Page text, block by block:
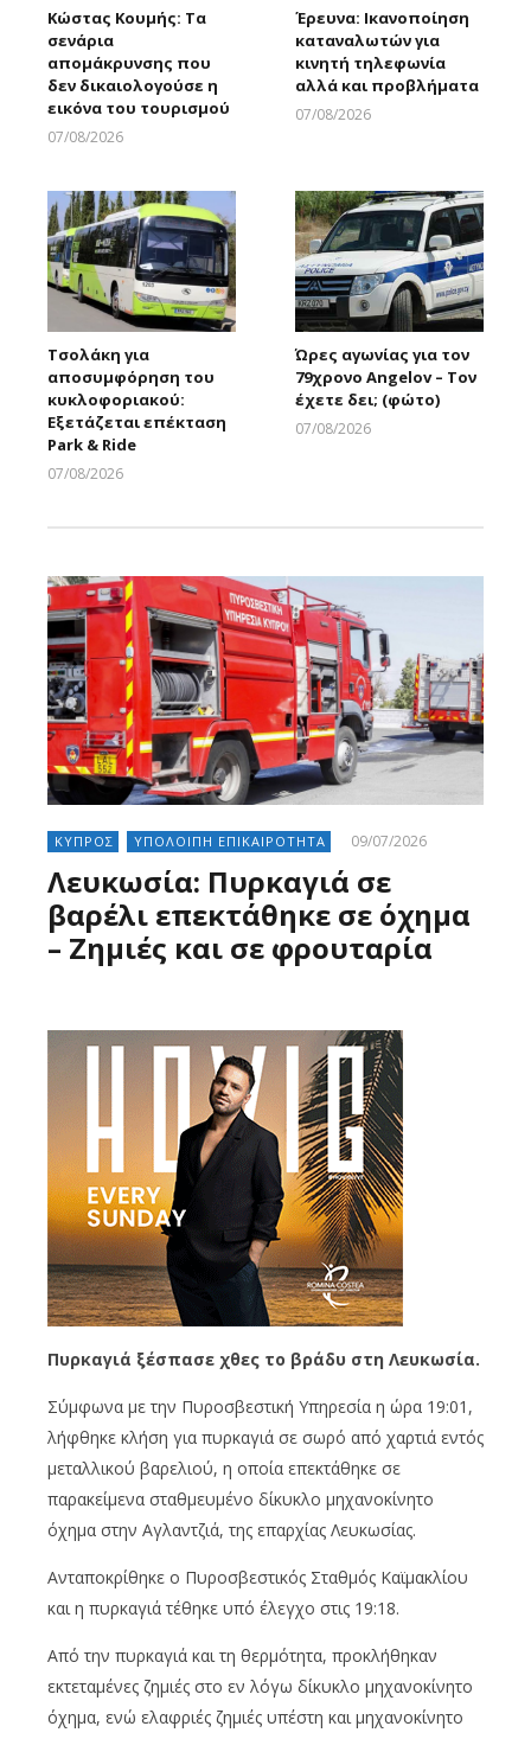
Κώστας Κουμής: Τα
σενάρια
απομάκρυνσης που
δεν δικαιολογούσε η
εικόνα του τουρισμού
07/08/2026
Έρευνα: Ικανοποίηση
καταναλωτών για
κινητή τηλεφωνία
αλλά και προβλήματα
07/08/2026
Τσολάκη για
αποσυμφόρηση του
κυκλοφοριακού:
Εξετάζεται επέκταση
Park & Ride
07/08/2026
Ώρες αγωνίας για τον
79χρονο Angelov – Τον
έχετε δει; (φώτο)
07/08/2026
ΚΥΠΡΟΣ ΥΠΟΛΟΙΠΗ ΕΠΙΚΑΙΡΟΤΗΤΑ 09/07/2026
Λευκωσία: Πυρκαγιά σε
βαρέλι επεκτάθηκε σε όχημα
– Ζημιές και σε φρουταρία
Πυρκαγιά ξέσπασε χθες το βράδυ στη Λευκωσία.
Σύμφωνα με την Πυροσβεστική Υπηρεσία η ώρα 19:01,
λήφθηκε κλήση για πυρκαγιά σε σωρό από χαρτιά εντός
μεταλλικού βαρελιού, η οποία επεκτάθηκε σε
παρακείμενα σταθμευμένο δίκυκλο μηχανοκίνητο
όχημα στην Αγλαντζιά, της επαρχίας Λευκωσίας.
Ανταποκρίθηκε ο Πυροσβεστικός Σταθμός Καϊμακλίου
και η πυρκαγιά τέθηκε υπό έλεγχο στις 19:18.
Από την πυρκαγιά και τη θερμότητα, προκλήθηκαν
εκτεταμένες ζημιές στο εν λόγω δίκυκλο μηχανοκίνητο
όχημα, ενώ ελαφριές ζημιές υπέστη και μηχανοκίνητο